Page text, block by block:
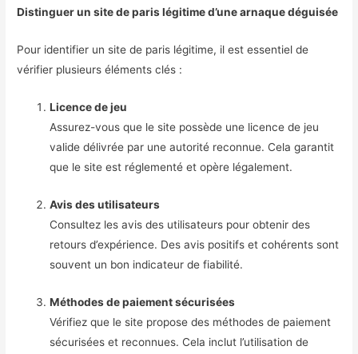
Distinguer un site de paris légitime d’une arnaque déguisée
Pour identifier un site de paris légitime, il est essentiel de
vérifier plusieurs éléments clés :
Licence de jeu
Assurez-vous que le site possède une licence de jeu
valide délivrée par une autorité reconnue. Cela garantit
que le site est réglementé et opère légalement.
Avis des utilisateurs
Consultez les avis des utilisateurs pour obtenir des
retours d’expérience. Des avis positifs et cohérents sont
souvent un bon indicateur de fiabilité.
Méthodes de paiement sécurisées
Vérifiez que le site propose des méthodes de paiement
sécurisées et reconnues. Cela inclut l’utilisation de